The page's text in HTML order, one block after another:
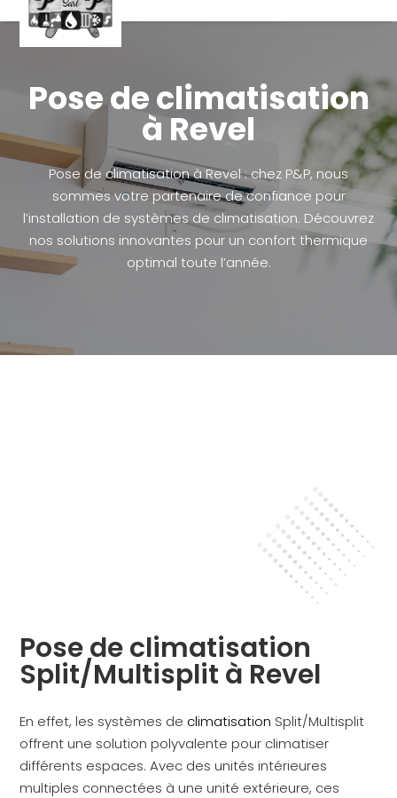
Pose de climatisation
à Revel
Pose de climatisation à Revel : chez P&P, nous
sommes votre partenaire de confiance pour
l’installation de systèmes de climatisation. Découvrez
nos solutions innovantes pour un confort thermique
optimal toute l’année.
Pose de climatisation
Split/Multisplit à Revel
En effet, les systèmes de climatisation Split/Multisplit
offrent une solution polyvalente pour climatiser
différents espaces. Avec des unités intérieures
multiples connectées à une unité extérieure, ces